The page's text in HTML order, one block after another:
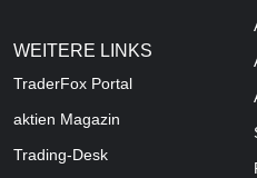
WEITERE LINKS
TraderFox Portal
aktien Magazin
Trading-Desk